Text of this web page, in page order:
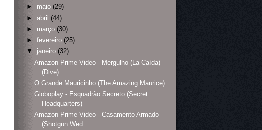
► maio (29)
► abril (44)
► março (30)
► fevereiro (25)
▼
janeiro (32)
Amazon Prime Video - Mergulho (La Caída)
(Dive)
O Grande Mauricinho (The Amazing Maurice)
Globoplay - Esquadrão Secreto (Secret
Headquarters)
Amazon Prime Video - Casamento Armado
(Shotgun Wed...